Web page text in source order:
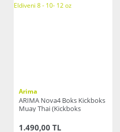
Arima
ARIMA Nova4 Boks Kickboks
Muay Thai (Kickboks
oz
1.490,00 TL